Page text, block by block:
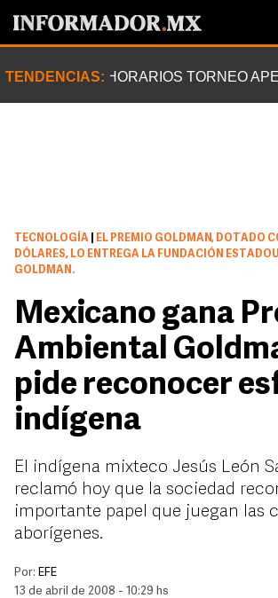
TENDENCIAS: HORARIOS TORNEO
TECNOLOGÍA
EL PREMIO GOLDMAN, DOTADO
DÓLARES, LO ENTREGA LA FUNDACIÓN
GOLDMAN.
Mexicano gana
Ambiental
pide reconocer
indígena
El indígena mixteco Jesús León
reclamó hoy que la sociedad
importante papel que juegan las
aborígenes.
Por: EFE
13 de abril de 2008 - 10:29 hs